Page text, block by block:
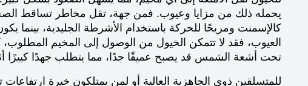
يحمله ذلك من مزايا وعيوب. فمن جهة، تقل مخاطر تساقط
كالإسمنت ومريحًا للحركة باستخدام الأشرطة الجليدية، بينما
العيوب، فقد لا تتمكن الخيول من الوصول إلى المخيم
تحت أشعة الشمس قد يصبح عميقًا جدًا، مما يتطلب جهدًا كبيرًا